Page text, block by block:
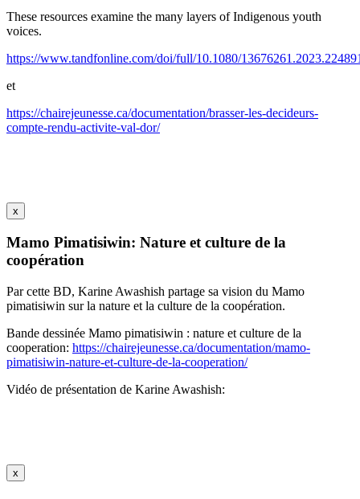
These resources examine the many layers of Indigenous youth
voices.
https://www.tandfonline.com/doi/full/10.1080/
et
https://chairejeunesse.ca/documentation/brasser-les-decideurs-
compte-rendu-activite-val-dor/
x
Mamo Pimatisiwin: Nature et culture de la
coopération
Par cette BD, Karine Awashish partage sa vision du Mamo
pimatisiwin sur la nature et la culture de la coopération.
Bande dessinée Mamo pimatisiwin : nature et culture de la
cooperation: https://chairejeunesse.ca/documentation/mamo-
pimatisiwin-nature-et-culture-de-la-cooperation/
Vidéo de présentation de Karine Awashish:
x